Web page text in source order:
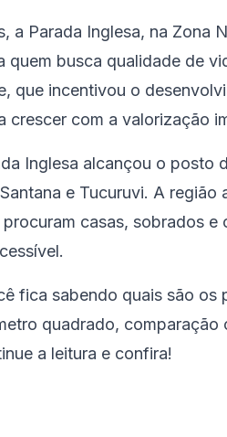
a Parada Inglesa, na Zona
quem busca qualidade de
que incentivou o
crescer com a valorização
Inglesa alcançou o posto
e Tucuruvi. A
casas, sobrados
fica sabendo quais são os
quadrado,
a leitura e confira!